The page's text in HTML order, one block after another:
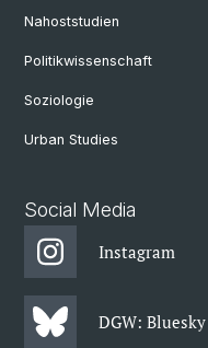
Nahoststudien
Politikwissenschaft
Soziologie
Urban Studies
Social Media
Instagram
DGW: Bluesky